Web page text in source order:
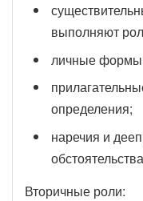
выполняют
личные формы
определения;
наречия и
Вторичные роли: